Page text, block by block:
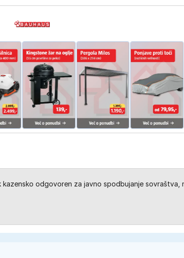
kazensko odgovoren za javno spodbujanje sovraštva,